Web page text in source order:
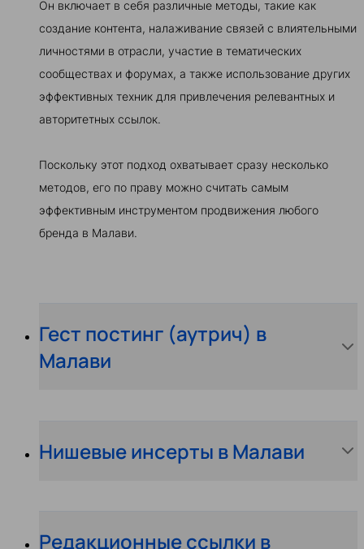
Он включает в себя различные методы, такие как
создание контента, налаживание связей с влиятельными
личностями в отрасли, участие в тематических
сообществах и форумах, а также использование других
эффективных техник для привлечения релевантных и
авторитетных ссылок.
Поскольку этот подход охватывает сразу несколько
методов, его по праву можно считать самым
эффективным инструментом продвижения любого
бренда в Малави.
Гест постинг (аутрич) в
Малави
Нишевые инсерты в Малави
Редакционные ссылки в